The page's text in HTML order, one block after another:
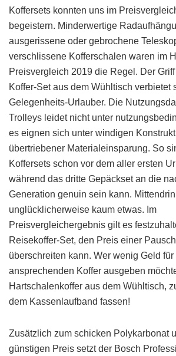
Koffersets konnten uns im
begeistern. Minderwertige
ausgerissene oder gebrochene
verschlissene Kofferschalen waren im
Preisvergleich 2019 die Regel. Der
Koffer-Set aus dem Wühltisch verbietet
Gelegenheits-Urlauber. Die
Trolleys leidet nicht unter
es eignen sich unter windigen
übertriebener Materialeinsparung. So
Koffersets schon vor dem aller ersten
während das dritte Gepäckset an die
Generation genuin sein kann.
unglücklicherweise kaum etwas. Im
Preisvergleichergebnis gilt es
Reisekoffer-Set, den Preis einer
überschreiten kann. Wer wenig Geld für
ansprechenden Koffer ausgeben
Hartschalenkoffer aus dem Wühltisch,
dem Kassenlaufband fassen!
Zusätzlich zum schicken Polykarbonat
günstigen Preis setzt der Bosch